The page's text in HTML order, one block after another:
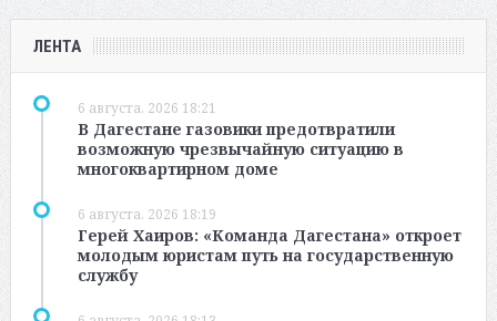
ЛЕНТА
6 августа, 2026 18:21
В Дагестане газовики предотвратили
возможную чрезвычайную ситуацию в
многоквартирном доме
6 августа, 2026 18:19
Герей Хаиров: «Команда Дагестана» откроет
молодым юристам путь на государственную
службу